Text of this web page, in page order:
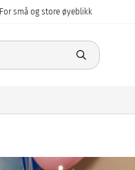
For små og store øyeblikk